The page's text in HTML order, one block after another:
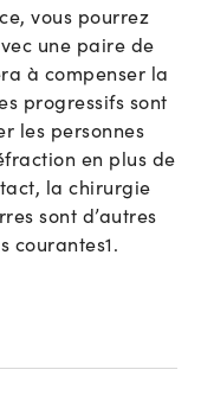
vous pourrez
une paire de
à compenser la
progressifs sont
les personnes
en plus de
la chirurgie
sont d’autres
courantes1.